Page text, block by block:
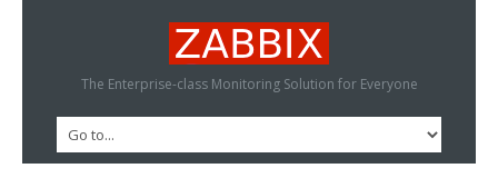
The Enterprise-class Monitoring Solution for Everyone